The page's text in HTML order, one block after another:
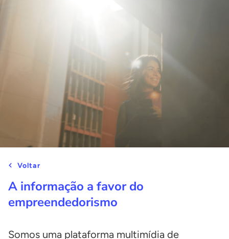
Voltar
A informação a favor do
empreendedorismo
Somos uma plataforma multimídia de